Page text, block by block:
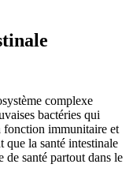
complexe
bactéries qui
fonction immunitaire et
que la santé intestinale
de santé partout dans le